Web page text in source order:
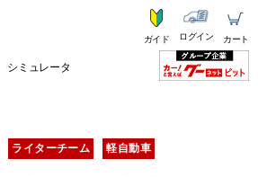
シミュレータ
ガイド ログイン カート
カ
テ
ライターチーム 軽自動車